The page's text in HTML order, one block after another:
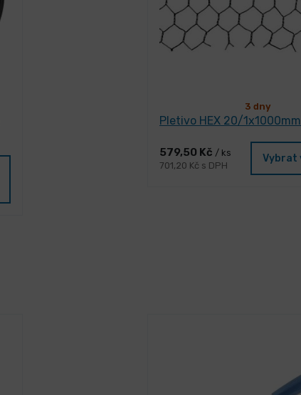
3 dny
Pletivo HEX 20/
579,50 Kč / ks
701,20 Kč s DPH
Vybrat